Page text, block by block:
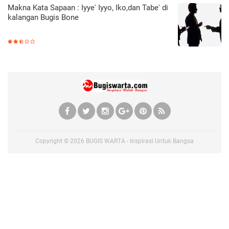
Makna Kata Sapaan : Iyye' Iyyo, Iko,dan Tabe' di
kalangan Bugis Bone
Copyright © 2026 BUGIS WARTA - Inspirasi Untuk Bangsa